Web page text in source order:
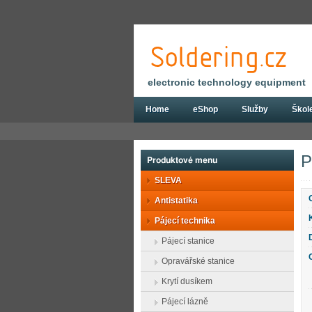
Produktové menu
SLEVA
Antistatika
Pájecí technika
Pájecí stanice
Opravářské stanice
Krytí dusíkem
Pájecí lázně
electronic technology equipment
Home eShop Služby